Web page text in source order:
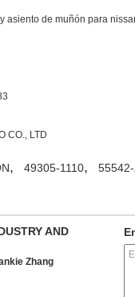
asiento de muñón para
CO., LTD
, 49305-1110,
AND
Zhang